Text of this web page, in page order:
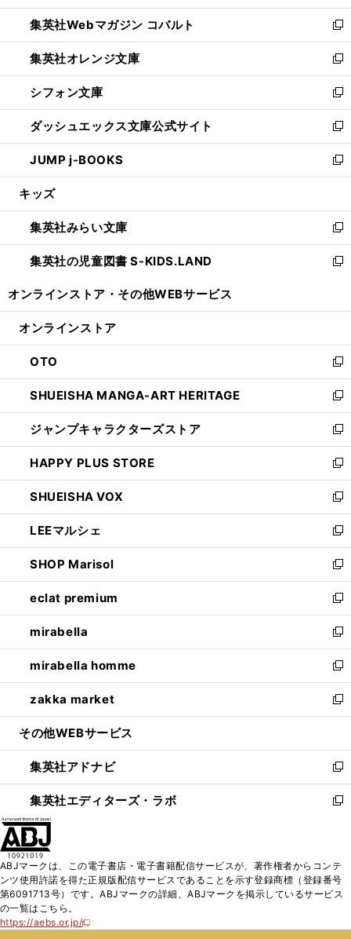
開
く
ウ
で
開
く
ン
ド
ウ
で
開
く
ウ
ィ
ン
ド
ウ
で
開
く
集英社Webマガジン コバルト
新
し
い
ウ
ィ
ン
ド
ウ
で
開
集英社オレンジ文庫
新
し
い
ウ
ィ
ン
ド
ウ
開
く
シフォン文庫
新
し
い
ウ
ィ
ン
ウ
で
開
く
ダッシュエックス文庫公式サイト
新
し
い
ウ
ン
ド
ウ
で
JUMP j-BOOKS
新
し
ウ
ィ
ン
ド
開
キッズ
集英社みらい文庫
新
し
い
ン
ウ
で
開
く
集英社の児童図書 S-KIDS.LAND
新
ウ
ン
ド
ウ
で
開
く
オンラインストア・ その他WEBサービス
オンラインストア
OTO
新
し
い
ウ
ィ
ン
ド
ウ
で
開
く
SHUEISHA MANGA-ART HERITAGE
新
し
い
ウ
ィ
ン
ド
ウ
で
開
く
ジャンプキャラクターズストア
新
し
い
ウ
ィ
ン
ド
ウ
で
開
く
HAPPY PLUS STORE
新
し
い
ウ
ィ
ン
ド
ウ
で
開
く
SHUEISHA VOX
新
し
い
ウ
ィ
ン
ド
ウ
で
開
く
LEEマルシェ
新
し
い
ウ
ィ
ン
ド
ウ
で
開
く
SHOP Marisol
新
し
い
ウ
ィ
ン
ド
ウ
で
開
eclat premium
新
し
い
ウ
ィ
ン
ド
ウ
開
く
mirabella
新
し
い
ウ
ィ
ン
ウ
で
開
く
mirabella homme
新
し
い
ウ
ン
ド
ウ
で
zakka market
新
し
ウ
ィ
ン
ド
く
その他WEBサービス
集英社アドナビ
新
し
い
ド
ウ
で
集英社エディターズ・ラボ
新
ィ
ン
ド
ABJマークは、この電子書店・電子書籍配信サービスが、著作権者からコンテ
ンツ使用許諾を得た正規版配信サービスであることを示す登録商標（登録番号
第6091713号）です。ABJマークの詳細、ABJマークを掲示しているサービス
の一覧はこちら。
https://aebs.or.jp/
新